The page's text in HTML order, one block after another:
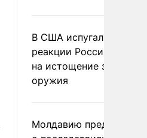
В США испугались
реакции России и
на истощение запасов
оружия
Молдавию